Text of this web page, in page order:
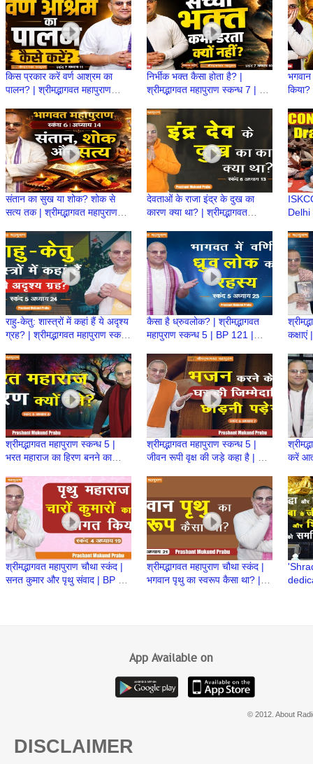
किस प्रकार करें वर्ण आश्रम का
पालन? | श्रीमद्भागवत महापुराण
Mukund Prabhu
निर्भीक भक्त कैसा होता है? |
श्रीमद्भागवत महापुराण स्कन्ध 7 | BP
Prabhu
किया?
संतान का सुख या शोक? शोक से
सत्य तक | श्रीमद्भागवत महापुराण
Prabhu
देवताओं के राजा इंद्र के दुख का
कारण क्या था? | श्रीमद्भागवत
Delhi
राहु-केतु: शास्त्रों में कहां हैं ये अदृश्य
ग्रह? | श्रीमद्भागवत महापुराण स्कन्ध
कैसा है ध्रुवलोक? | श्रीमद्भागवत
महापुराण स्कन्ध 5 | BP 121 |
कक्षाएं
श्रीमद्भागवत महापुराण स्कन्ध 5 |
भरत महाराज का हिरण बनने का
Mukund Prabhu
श्रीमद्भागवत महापुराण स्कन्ध 5 |
जीवन रूपी वृक्ष की जड़े कहा है | BP
Prabhu
करें
श्रीमद्भागवत महापुराण चौथा स्कंद |
सनत कुमार और पृथु संवाद | BP 89
श्रीमद्भागवत महापुराण चौथा स्कंद |
भगवान पृथु का स्वरूप कैसा था? |
App Available on
© 2012. About
DISCLAIMER